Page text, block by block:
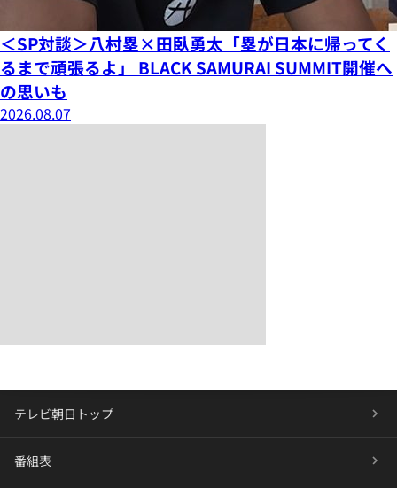
＜SP対談＞八村塁×田臥勇太「塁が日本に帰ってく
るまで頑張るよ」 BLACK SAMURAI SUMMIT開催へ
の思いも
2026.08.07
テレビ朝日トップ
番組表